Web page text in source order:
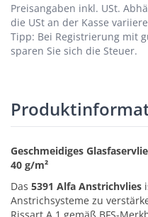
Preisangaben inkl. USt.
die USt an der Kasse
Tipp: Bei Registrierung mit
sparen Sie sich die Steuer.
Geschmeidiges
40 g/m²
Das 5391 Alfa Anstrichvlies
Anstrichsysteme zu